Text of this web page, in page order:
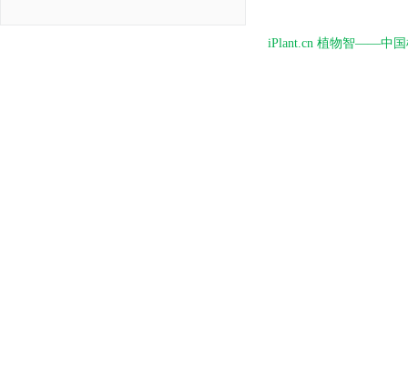
iPlant.cn 植物智——中国